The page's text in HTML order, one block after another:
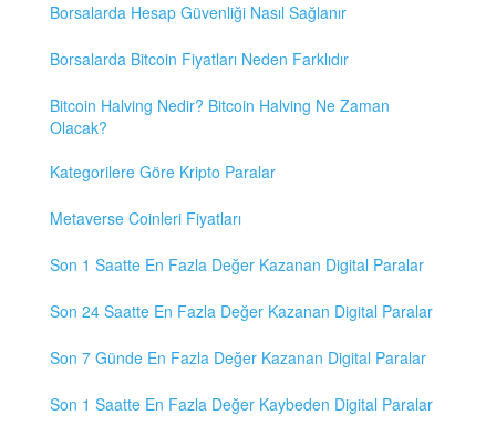
Borsalarda Hesap Güvenliği Nasıl Sağlanır
Borsalarda Bitcoin Fiyatları Neden Farklıdır
Bitcoin Halving Nedir? Bitcoin Halving Ne Zaman
Olacak?
Kategorilere Göre Kripto Paralar
Metaverse Coinleri Fiyatları
Son 1 Saatte En Fazla Değer Kazanan Digital Paralar
Son 24 Saatte En Fazla Değer Kazanan Digital Paralar
Son 7 Günde En Fazla Değer Kazanan Digital Paralar
Son 1 Saatte En Fazla Değer Kaybeden Digital Paralar